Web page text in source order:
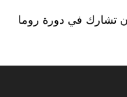
تشارك في دورة روما